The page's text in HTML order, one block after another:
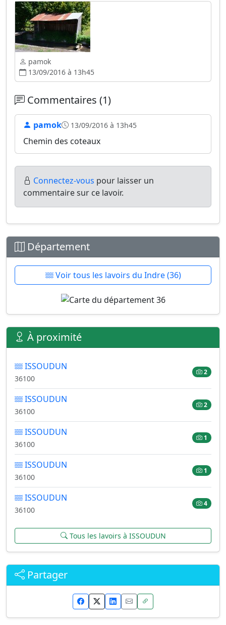
pamok
13/09/2016 à 13h45
Commentaires (1)
pamok 13/09/2016 à 13h45
Chemin des coteaux
Connectez-vous pour laisser un
commentaire sur ce lavoir.
Département
Voir tous les lavoirs du Indre (36)
À proximité
ISSOUDUN
36100
2
ISSOUDUN
36100
2
ISSOUDUN
36100
1
ISSOUDUN
36100
1
ISSOUDUN
36100
4
Tous les lavoirs à ISSOUDUN
Partager